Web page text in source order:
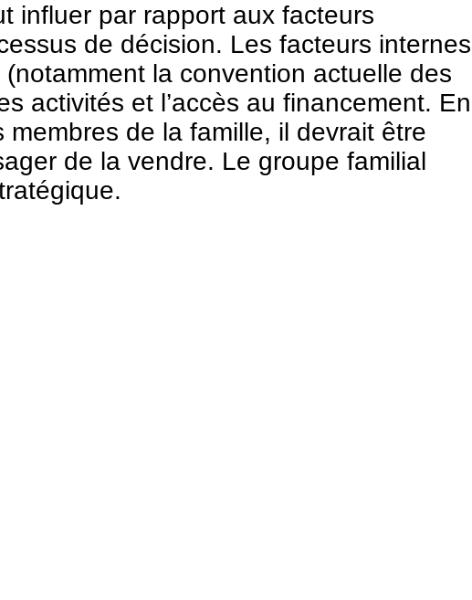
influer par rapport aux facteurs
de décision. Les facteurs internes
la convention actuelle des
activités et l’accès au financement. En
de la famille, il devrait être
de la vendre. Le groupe familial